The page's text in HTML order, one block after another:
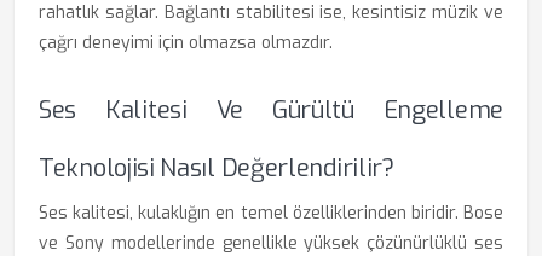
rahatlık sağlar. Bağlantı stabilitesi ise, kesintisiz müzik ve
çağrı deneyimi için olmazsa olmazdır.
Ses Kalitesi Ve Gürültü Engelleme
Teknolojisi Nasıl Değerlendirilir?
Ses kalitesi, kulaklığın en temel özelliklerinden biridir. Bose
ve Sony modellerinde genellikle yüksek çözünürlüklü ses